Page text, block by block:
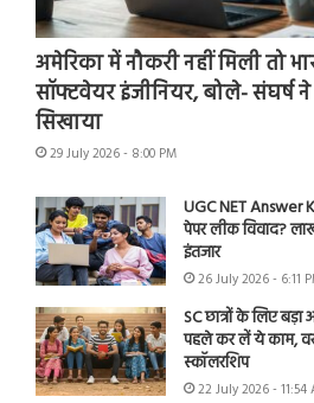
अमेरिका में नौकरी नहीं मिली तो
सॉफ्टवेयर इंजीनियर, बोले- संघर्ष
सिखाया
29 July 2026 - 8:00 PM
UGC NET Answer
पेपर लीक विवाद?
इंतजार
26 July 2026 - 6:11
SC छात्रों के लिए
पहले कर लें ये काम,
स्कॉलरशिप
22 July 2026 - 11:54